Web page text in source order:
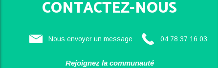
CONTACTEZ-NOUS
Nous envoyer un message 04 78 37 16 03
Rejoignez la communauté